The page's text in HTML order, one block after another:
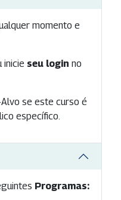
momento e
inicie seu login no
se este curso é
específico.
Programas: